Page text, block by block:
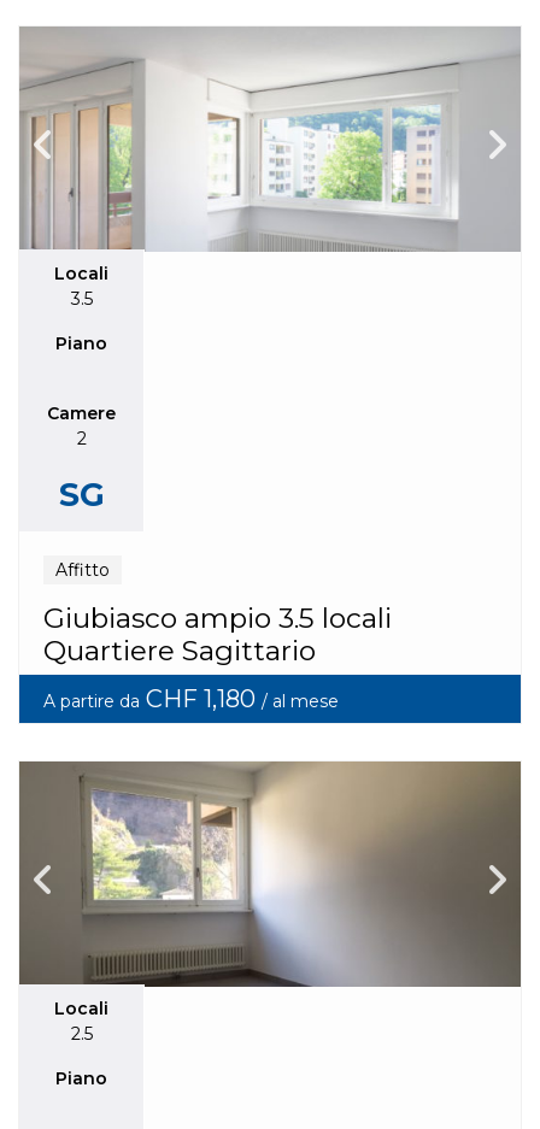
Locali
3.5
Piano
Camere
2
SG
Affitto
Giubiasco ampio 3.5 locali
Quartiere Sagittario
A partire da CHF 1,180/ al mese
Locali
2.5
Piano